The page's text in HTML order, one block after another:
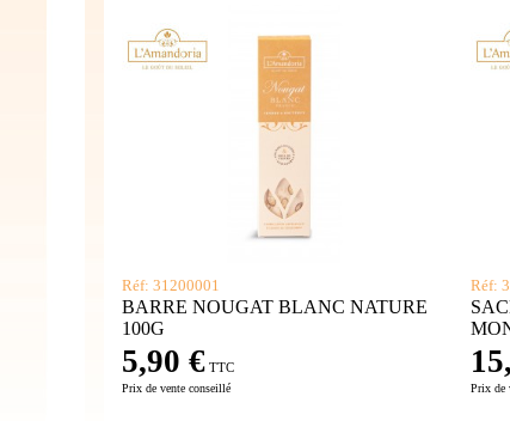
Réf: 31200001
BARRE NOUGAT BLANC NATURE
100G
5,90 € TTC
Prix de vente conseillé
Réf:
Prix de